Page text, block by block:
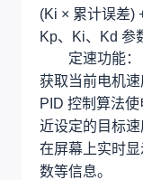
(Ki × 累计误差)
Kp、Ki、Kd 参
定速功能：
获取当前电机
PID 控制算法
近设定的目标速
在屏幕上实时
数等信息。